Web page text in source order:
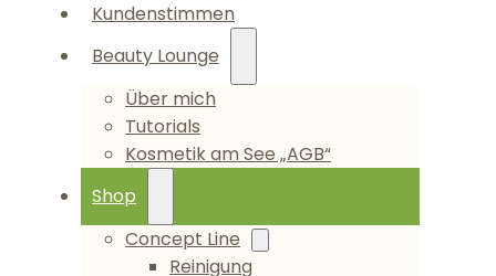
Kundenstimmen
Beauty Lounge
Über mich
Tutorials
Kosmetik am See „AGB“
Shop
Concept Line
Reinigung